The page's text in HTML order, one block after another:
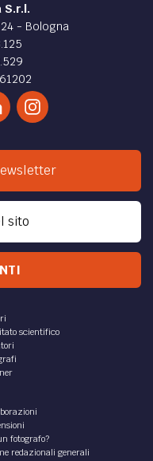
S.r.l.
- Bologna
sito
scientifico
fotografo?
redazionali generali